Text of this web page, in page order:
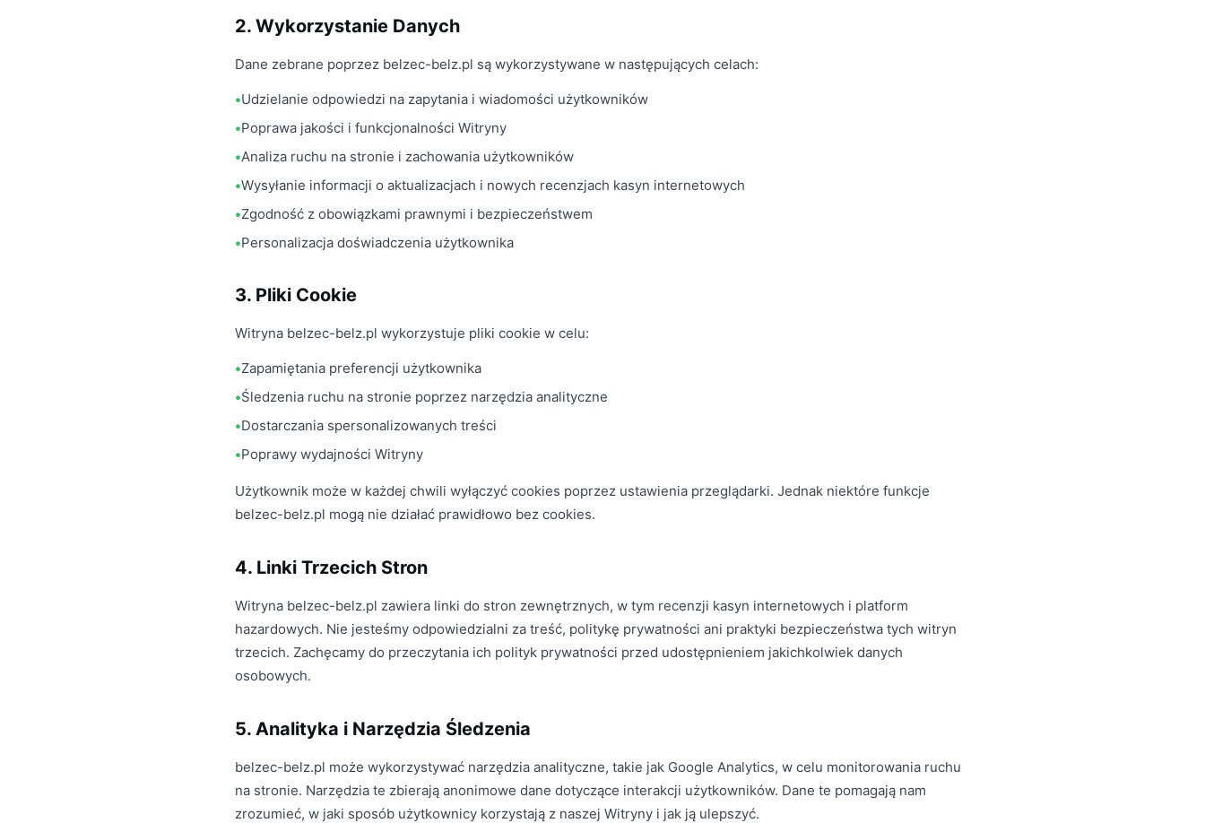
2. Wykorzystanie Danych
Dane zebrane poprzez belzec-belz.pl są wykorzystywane w następujących celach:
Udzielanie odpowiedzi na zapytania i wiadomości użytkowników
Poprawa jakości i funkcjonalności Witryny
Analiza ruchu na stronie i zachowania użytkowników
Wysyłanie informacji o aktualizacjach i nowych recenzjach kasyn internetowych
Zgodność z obowiązkami prawnymi i bezpieczeństwem
Personalizacja doświadczenia użytkownika
3. Pliki Cookie
Witryna belzec-belz.pl wykorzystuje pliki cookie w celu:
Zapamiętania preferencji użytkownika
Śledzenia ruchu na stronie poprzez narzędzia analityczne
Dostarczania spersonalizowanych treści
Poprawy wydajności Witryny
Użytkownik może w każdej chwili wyłączyć cookies poprzez ustawienia przeglądarki. Jednak niektóre funkcje
belzec-belz.pl mogą nie działać prawidłowo bez cookies.
4. Linki Trzecich Stron
Witryna belzec-belz.pl zawiera linki do stron zewnętrznych, w tym recenzji kasyn internetowych i platform
hazardowych. Nie jesteśmy odpowiedzialni za treść, politykę prywatności ani praktyki bezpieczeństwa tych witryn
trzecich. Zachęcamy do przeczytania ich polityk prywatności przed udostępnieniem jakichkolwiek danych
osobowych.
5. Analityka i Narzędzia Śledzenia
belzec-belz.pl może wykorzystywać narzędzia analityczne, takie jak Google Analytics, w celu monitorowania ruchu
na stronie. Narzędzia te zbierają anonimowe dane dotyczące interakcji użytkowników. Dane te pomagają nam
zrozumieć, w jaki sposób użytkownicy korzystają z naszej Witryny i jak ją ulepszyć.